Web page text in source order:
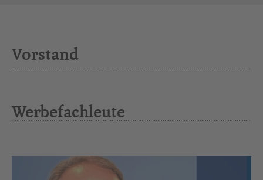
Vorstand
Werbefachleute